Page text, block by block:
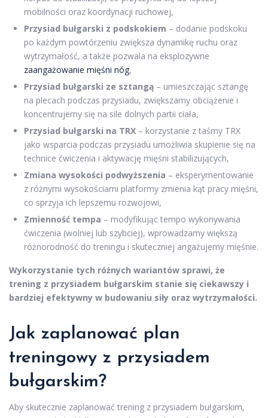
mobilności oraz koordynacji ruchowej,
Przysiad bułgarski z podskokiem – dodanie podskoku
po każdym powtórzeniu zwiększa dynamikę ruchu oraz
wytrzymałość, a także pozwala na eksplozywne
zaangażowanie mięśni nóg,
Przysiad bułgarski ze sztangą – umieszczając sztangę
na plecach podczas przysiadu, zwiększamy obciążenie i
koncentrujemy się na sile dolnych partii ciała,
Przysiad bułgarski na TRX – korzystanie z taśmy TRX
jako wsparcia podczas przysiadu umożliwia skupienie się na
technice ćwiczenia i aktywację mięśni stabilizujących,
Zmiana wysokości podwyższenia – eksperymentowanie
z różnymi wysokościami platformy zmienia kąt pracy mięśni,
co sprzyja ich lepszemu rozwojowi,
Zmienność tempa – modyfikując tempo wykonywania
ćwiczenia (wolniej lub szybciej), wprowadzamy większą
różnorodność do treningu i skuteczniej angażujemy mięśnie.
Wykorzystanie tych różnych wariantów sprawi, że
trening z przysiadem bułgarskim stanie się ciekawszy i
bardziej efektywny w budowaniu siły oraz wytrzymałości.
Jak zaplanować plan
treningowy z przysiadem
bułgarskim?
Aby skutecznie zaplanować trening z przysiadem bułgarskim,